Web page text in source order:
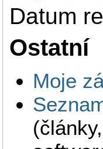
Datum
Ostatní
Moje